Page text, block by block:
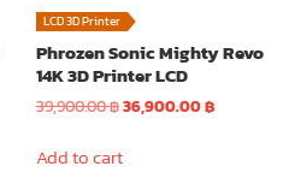
LCD 3D Printer
Phrozen Sonic Mighty Revo
14K 3D Printer LCD
39,900.00฿Original
was:
36,900.00฿Current
Add to cart